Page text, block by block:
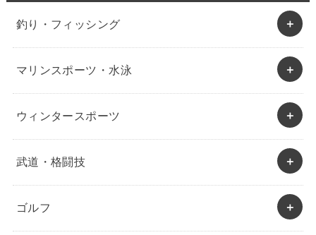
釣り・フィッシング
マリンスポーツ・水泳
ウィンタースポーツ
武道・格闘技
ゴルフ